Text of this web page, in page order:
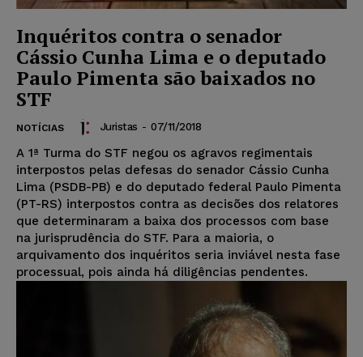
Inquéritos contra o senador
Cássio Cunha Lima e o deputado
Paulo Pimenta são baixados no
STF
NOTÍCIAS Juristas - 07/11/2018
A 1ª Turma do STF negou os agravos regimentais
interpostos pelas defesas do senador Cássio Cunha
Lima (PSDB-PB) e do deputado federal Paulo Pimenta
(PT-RS) interpostos contra as decisões dos relatores
que determinaram a baixa dos processos com base
na jurisprudência do STF. Para a maioria, o
arquivamento dos inquéritos seria inviável nesta fase
processual, pois ainda há diligências pendentes.